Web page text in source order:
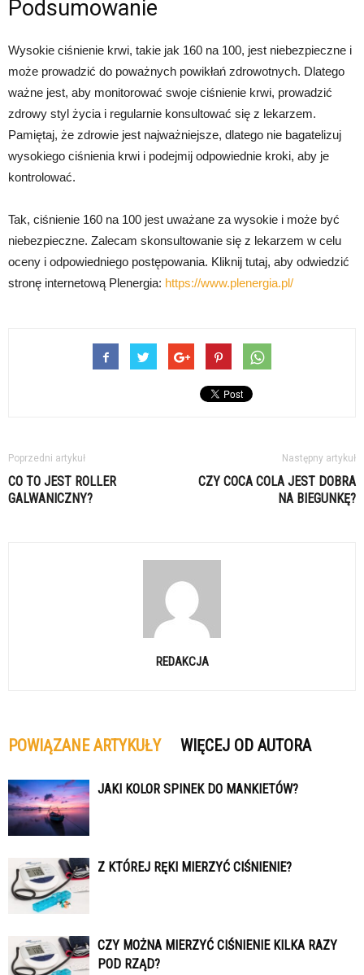
Podsumowanie
Wysokie ciśnienie krwi, takie jak 160 na 100, jest niebezpieczne i
może prowadzić do poważnych powikłań zdrowotnych. Dlatego
ważne jest, aby monitorować swoje ciśnienie krwi, prowadzić
zdrowy styl życia i regularnie konsultować się z lekarzem.
Pamiętaj, że zdrowie jest najważniejsze, dlatego nie bagatelizuj
wysokiego ciśnienia krwi i podejmij odpowiednie kroki, aby je
kontrolować.
Tak, ciśnienie 160 na 100 jest uważane za wysokie i może być
niebezpieczne. Zalecam skonsultowanie się z lekarzem w celu
oceny i odpowiedniego postępowania. Kliknij tutaj, aby odwiedzić
stronę internetową Plenergia: https://www.plenergia.pl/
Poprzedni artykuł
CO TO JEST ROLLER
GALWANICZNY?
Następny artykuł
CZY COCA COLA JEST DOBRA
NA BIEGUNKĘ?
REDAKCJA
POWIĄZANE ARTYKUŁY WIĘCEJ OD AUTORA
JAKI KOLOR SPINEK DO MANKIETÓW?
Z KTÓREJ RĘKI MIERZYĆ CIŚNIENIE?
CZY MOŻNA MIERZYĆ CIŚNIENIE KILKA RAZY
POD RZĄD?